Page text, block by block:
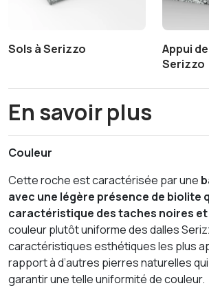
Sols à Serizzo
Appui
Serizzo
En savoir plus
Couleur
Cette roche est caractérisée par une
avec une légère présence de biolite
caractéristique des taches noires
couleur plutôt uniforme des dalles
caractéristiques esthétiques les plus
rapport à d’autres pierres naturelles
garantir une telle uniformité de couleur.